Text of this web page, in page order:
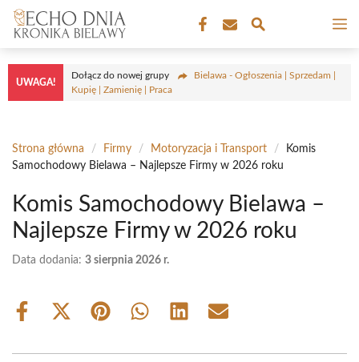
Przejdź
treści
UWAGA!
Dołącz do nowej grupy
Bielawa - Ogłoszenia | Sprzedam |
Kupię | Zamienię | Praca
Strona główna / Firmy / Motoryzacja i Transport /
Komis
Samochodowy Bielawa – Najlepsze Firmy w 2026 roku
Komis Samochodowy Bielawa –
Najlepsze Firmy w 2026 roku
Data dodania: 3 sierpnia 2026 r.
Share
Share
(Twitter)
Share Share Share Share